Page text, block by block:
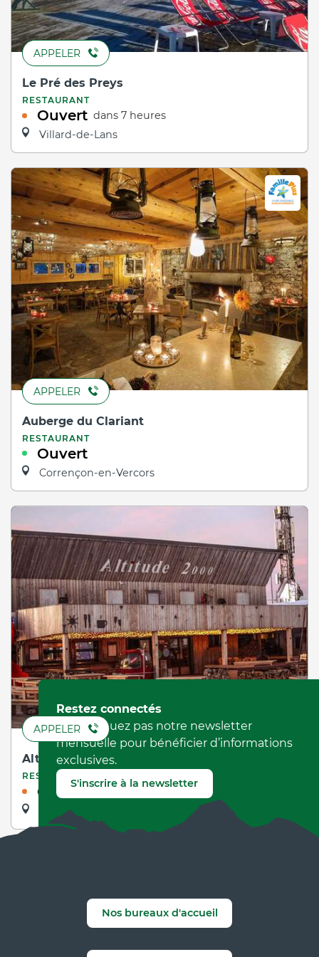
APPELER
Le Pré des Preys
RESTAURANT
Ouvert dans 7 heures
Villard-de-Lans
APPELER
Auberge du Clariant
RESTAURANT
Ouvert
Corrençon-en-Vercors
APPELER
Altitude 2000
RESTAURANT
Ouvert
Villard-de-Lans
Restez connectés
Ne manquez pas notre newsletter
mensuelle pour bénéficier d’informations
exclusives.
S'inscrire à la newsletter
Nos bureaux d'accueil